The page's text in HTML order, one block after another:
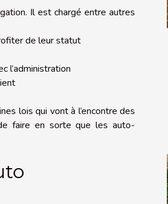
Il est chargé entre autres
de leur statut
l’administration
lois qui vont à l’encontre des
faire en sorte que les auto-